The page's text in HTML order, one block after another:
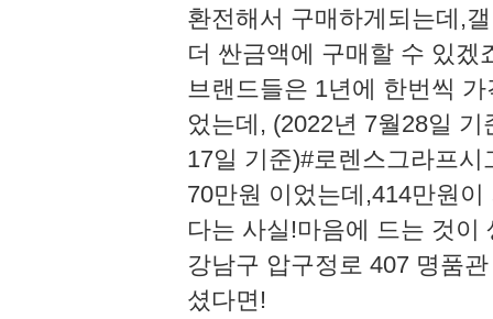
환전해서 구매하게되는데,
더 싼금액에 구매할 수 있겠
브랜드들은 1년에 한번씩
었는데, (2022년 7월28일
17일 기준)#로렌스그라프
70만원 이었는데,414만원
다는 사실!​마음에 드는 것
강남구 압구정로 407 명품
셨다면!​